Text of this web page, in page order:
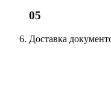
05
Доставка